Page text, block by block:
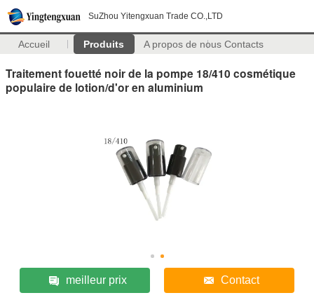
SuZhou Yitengxuan Trade CO.,LTD
Accueil Produits A propos de nous Contacts
Traitement fouetté noir de la pompe 18/410 cosmétique
populaire de lotion/d'or en aluminium
meilleur prix Contact